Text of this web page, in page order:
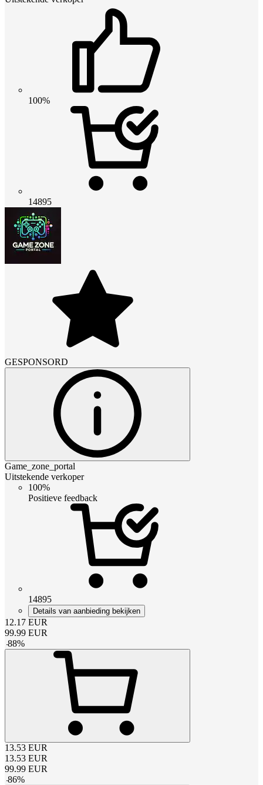
100%
14895
GESPONSORD
Game_zone_portal
Uitstekende verkoper
100%
Positieve feedback
14895
Details van aanbieding bekijken
12.17 EUR
99.99 EUR
-88%
13.53 EUR
13.53 EUR
99.99 EUR
-86%